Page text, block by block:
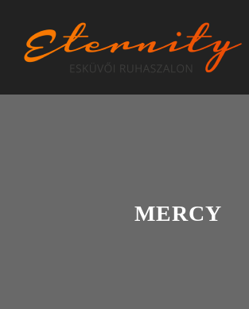
MERCY